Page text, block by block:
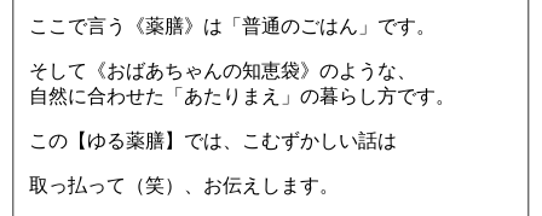
ここで言う《薬膳》は「普通のごはん」です。
そして《おばあちゃんの知恵袋》のような、
自然に合わせた「あたりまえ」の暮らし方です。
この【ゆる薬膳】では、こむずかしい話は
取っ払って（笑）、お伝えします。